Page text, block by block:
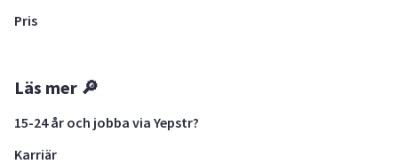
Pris
Läs mer 🔎
15-24 år och jobba via Yepstr?
Karriär